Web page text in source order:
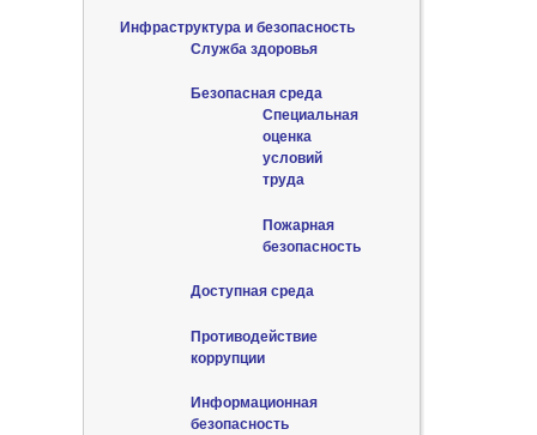
Инфраструктура и безопасность
Служба здоровья
Безопасная среда
Специальная
оценка
условий
труда
Пожарная
безопасность
Доступная среда
Противодействие
коррупции
Информационная
безопасность